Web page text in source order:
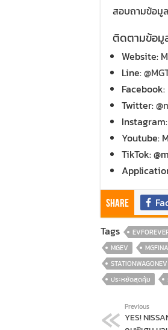
สอบถามข้อมู
ติดตามข้อมู
Website:
Line:
Facebook:
Twitter:
Instagram:
Youtube:
TikTok:
Share
Tags
MGEV
STATIONWAGONEV
ประหยัดสุดคุ้ม
Previous
YES!